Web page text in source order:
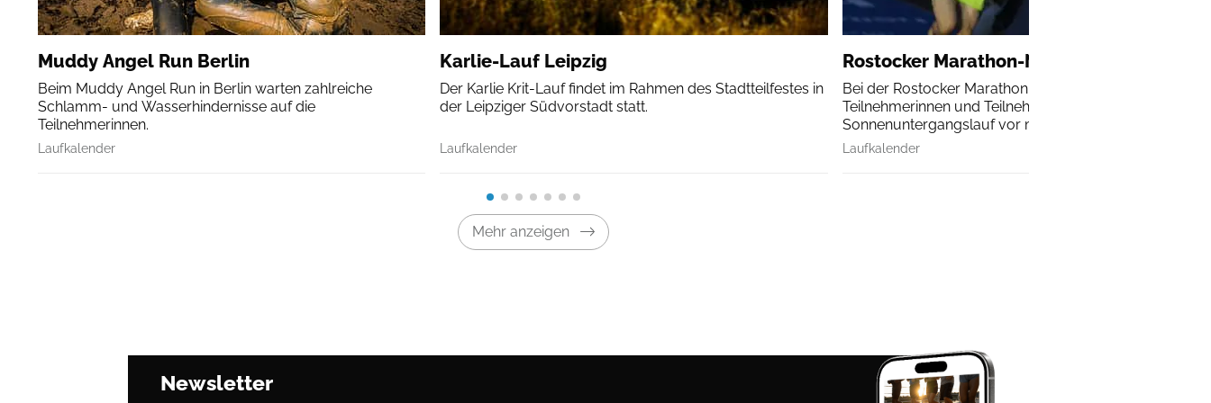
Muddy Angel Run Berlin
Beim Muddy Angel Run in Berlin warten zahlreiche
Schlamm- und Wasserhindernisse auf die
Teilnehmerinnen.
Laufkalender
Karlie-Lauf Leipzig
Der Karlie Krit-Lauf findet im Rahmen des Stadtteilfestes in
der Leipziger Südvorstadt statt.
Laufkalender
Rostocker Marathon-Nacht
Bei der Rostocker Marathon-Nacht erleben alle
Teilnehmerinnen und Teilnehmer einen
Sonnenuntergangslauf vor malerischer Kulisse.
Laufkalender
Mehr anzeigen
Newsletter